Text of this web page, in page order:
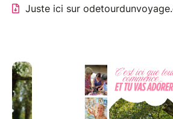
Juste ici sur